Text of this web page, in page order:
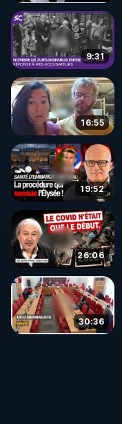
9:31
16:55
19:52
26:06
30:36